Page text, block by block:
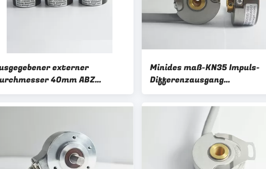
externer
40mm ABZ
des hohle Wellen-
KN40
Minides maß-KN35 Impuls-
Differenzausgang
Servobewegungsdes
4096 4 Polen 5VDC